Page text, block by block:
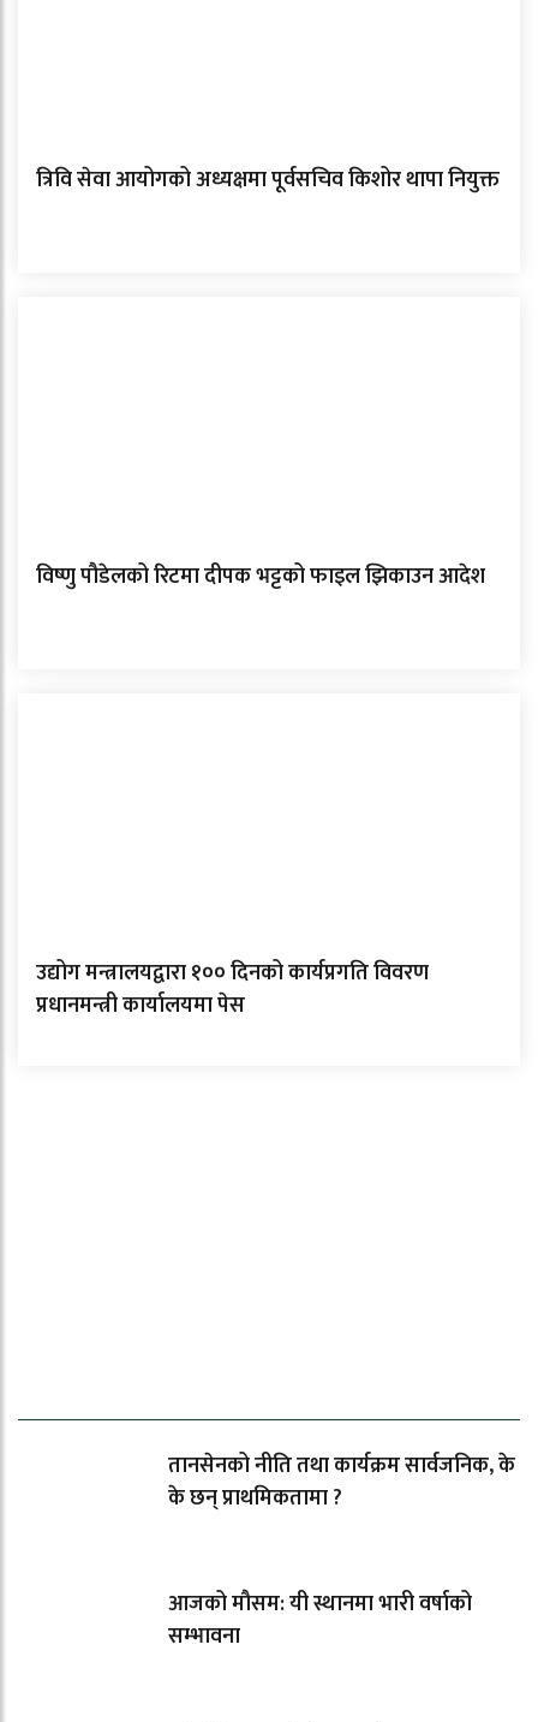
त्रिवि सेवा आयोगको अध्यक्षमा पूर्वसचिव किशोर थापा नियुक्त
विष्णु पौडेलको रिटमा दीपक भट्टको फाइल झिकाउन आदेश
उद्योग मन्त्रालयद्वारा १०० दिनको कार्यप्रगति विवरण
प्रधानमन्त्री कार्यालयमा पेस
तानसेनको नीति तथा कार्यक्रम सार्वजनिक, के
के छन् प्राथमिकतामा ?
आजको मौसम: यी स्थानमा भारी वर्षाको
सम्भावना